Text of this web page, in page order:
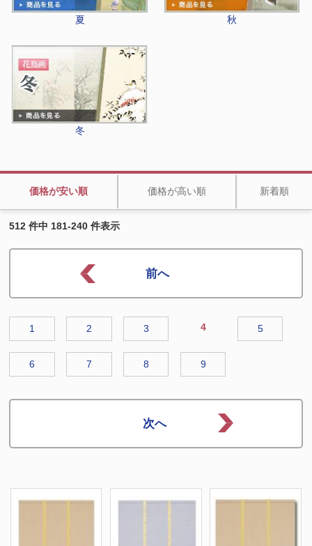
夏 秋
冬
価格が安い順 価格が高い順 新着順
512 件中 181-240 件表示
1 2 3 4 5
6 7 8 9